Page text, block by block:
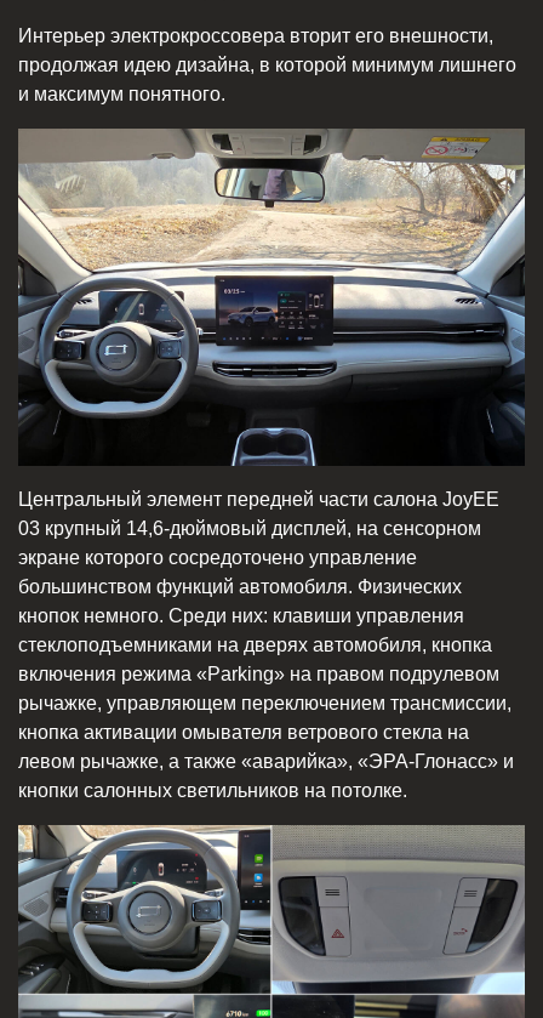
Интерьер электрокроссовера вторит его внешности,
продолжая идею дизайна, в которой минимум лишнего
и максимум понятного.
Центральный элемент передней части салона JoyEE
03 крупный 14,6-дюймовый дисплей, на сенсорном
экране которого сосредоточено управление
большинством функций автомобиля. Физических
кнопок немного. Среди них: клавиши управления
стеклоподъемниками на дверях автомобиля, кнопка
включения режима «Parking» на правом подрулевом
рычажке, управляющем переключением трансмиссии,
кнопка активации омывателя ветрового стекла на
левом рычажке, а также «аварийка», «ЭРА-Глонасс» и
кнопки салонных светильников на потолке.